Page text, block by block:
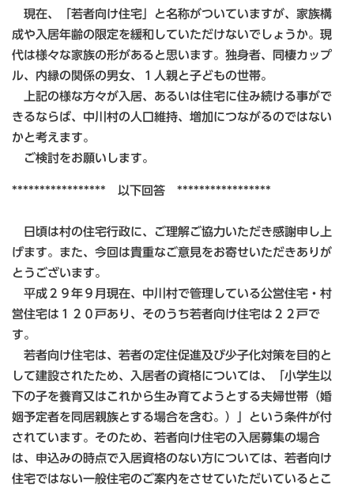
現在、「若者向け住宅」と名称がついていますが、家族構
成や入居年齢の限定を緩和していただけないでしょうか。現
代は様々な家族の形があると思います。独身者、同棲カップ
ル、内縁の関係の男女、１人親と子どもの世帯。
上記の様な方々が入居、あるいは住宅に住み続ける事がで
きるならば、中川村の人口維持、増加につながるのではない
かと考えます。
ご検討をお願いします。
***************** 以下回答 *****************
日頃は村の住宅行政に、ご理解ご協力いただき感謝申し上
げます。また、今回は貴重なご意見をお寄せいただきありが
とうございます。
平成２９年９月現在、中川村で管理している公営住宅・村
営住宅は１２０戸あり、そのうち若者向け住宅は２２戸で
す。
若者向け住宅は、若者の定住促進及び少子化対策を目的と
して建設されたため、入居者の資格については、「小学生以
下の子を養育又はこれから生み育てようとする夫婦世帯（婚
姻予定者を同居親族とする場合を含む。）」という条件が付
されています。そのため、若者向け住宅の入居募集の場合
は、申込みの時点で入居資格のない方については、若者向け
住宅ではない一般住宅のご案内をさせていただいているとこ